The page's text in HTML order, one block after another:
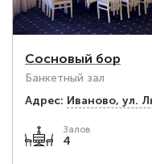
Сосновый бор
Банкетный зал
Адрес: Иваново, ул.
Залов
4